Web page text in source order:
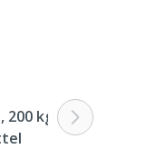
200 kg
2701062
MS
kg